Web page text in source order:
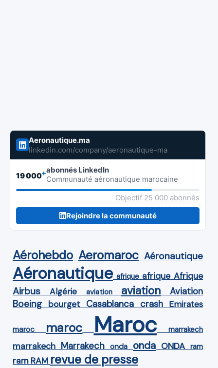
Aeronautique.ma
linkedin.com/company/aeronautique-ma
19 000+abonnés LinkedIn
Communauté aéronautique marocaine
Objectif 25 000 abonnés
Rejoindre la communauté
Aérohebdo Aeromaroc Aéronautique
Aéronautique afrique afrique Afrique
Airbus Algérie aviation aviation Aviation
Boeing bourget Casablanca crash Emirates
maroc maroc Maroc marrakech
marrakech Marrakech onda onda ONDA ram
ram RAM revue de presse